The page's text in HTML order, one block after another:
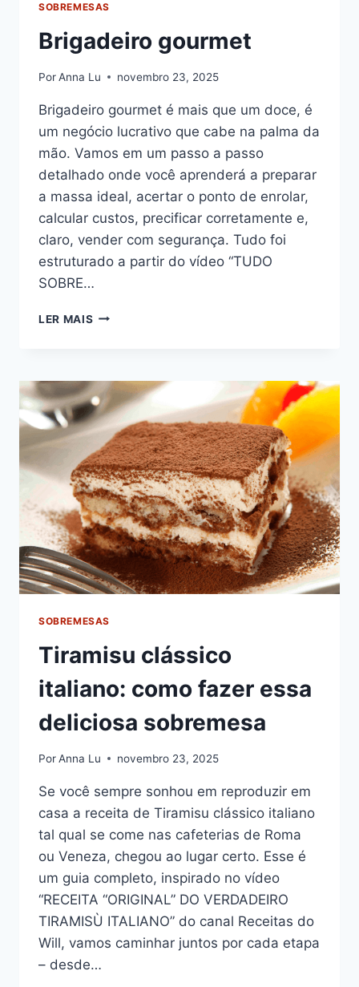
SOBREMESAS
Brigadeiro gourmet
PorAnna Lu novembro 23, 2025
Brigadeiro gourmet é mais que um doce, é
um negócio lucrativo que cabe na palma da
mão. Vamos em um passo a passo
detalhado onde você aprenderá a preparar
a massa ideal, acertar o ponto de enrolar,
calcular custos, precificar corretamente e,
claro, vender com segurança. Tudo foi
estruturado a partir do vídeo “TUDO
SOBRE…
LER MAIS BRIGADEIRO
SOBREMESAS
Tiramisu clássico
italiano: como fazer essa
deliciosa sobremesa
PorAnna Lu novembro 23, 2025
Se você sempre sonhou em reproduzir em
casa a receita de Tiramisu clássico italiano
tal qual se come nas cafeterias de Roma
ou Veneza, chegou ao lugar certo. Esse é
um guia completo, inspirado no vídeo
“RECEITA “ORIGINAL” DO VERDADEIRO
TIRAMISÙ ITALIANO” do canal Receitas do
Will, vamos caminhar juntos por cada etapa
– desde…